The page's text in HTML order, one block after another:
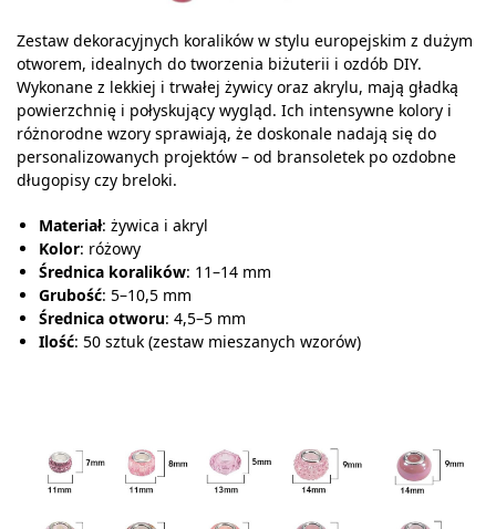
Zestaw dekoracyjnych koralików w stylu europejskim z dużym
otworem, idealnych do tworzenia biżuterii i ozdób DIY.
Wykonane z lekkiej i trwałej żywicy oraz akrylu, mają gładką
powierzchnię i połyskujący wygląd. Ich intensywne kolory i
różnorodne wzory sprawiają, że doskonale nadają się do
personalizowanych projektów – od bransoletek po ozdobne
długopisy czy breloki.
Materiał: żywica i akryl
Kolor: różowy
Średnica koralików: 11–14 mm
Grubość: 5–10,5 mm
Średnica otworu: 4,5–5 mm
Ilość: 50 sztuk (zestaw mieszanych wzorów)